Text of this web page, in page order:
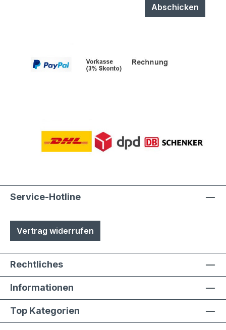
Abschicken
Service-Hotline
Vertrag widerrufen
Rechtliches
Informationen
Top Kategorien